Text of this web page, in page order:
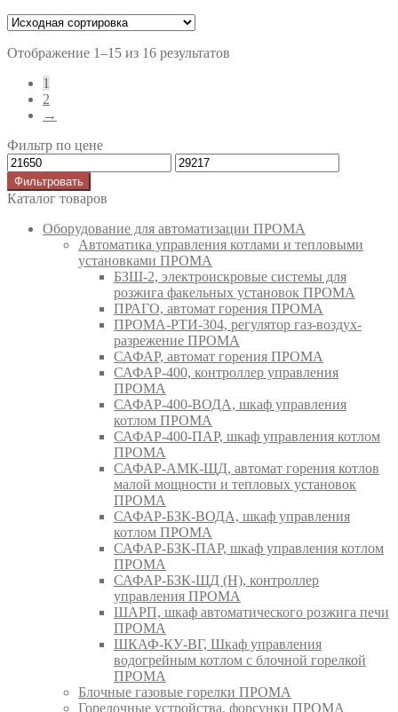
Отображение 1–15 из 16 результатов
1
2
→
Фильтр по цене
Фильтровать
Каталог товаров
Оборудование для автоматизации ПРОМА
Автоматика управления котлами и тепловыми
установками ПРОМА
БЗШ-2, электроискровые системы для
розжига факельных установок ПРОМА
ПРАГО, автомат горения ПРОМА
ПРОМА-РТИ-304, регулятор газ-воздух-
разрежение ПРОМА
САФАР, автомат горения ПРОМА
САФАР-400, контроллер управления
ПРОМА
САФАР-400-ВОДА, шкаф управления
котлом ПРОМА
САФАР-400-ПАР, шкаф управления котлом
ПРОМА
САФАР-АМК-ЩД, автомат горения котлов
малой мощности и тепловых установок
ПРОМА
САФАР-БЗК-ВОДА, шкаф управления
котлом ПРОМА
САФАР-БЗК-ПАР, шкаф управления котлом
ПРОМА
САФАР-БЗК-ЩД (Н), контроллер
управления ПРОМА
ШАРП, шкаф автоматического розжига печи
ПРОМА
ШКАФ-КУ-ВГ, Шкаф управления
водогрейным котлом с блочной горелкой
ПРОМА
Блочные газовые горелки ПРОМА
Горелочные устройства, форсунки ПРОМА